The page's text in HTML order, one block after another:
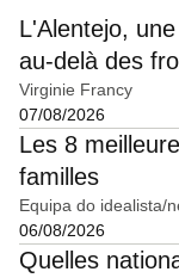
L'Alentejo,
au-delà des
Virginie Francy
07/08/2026
Les 8
familles
Equipa do idealista/
06/08/2026
Quelles